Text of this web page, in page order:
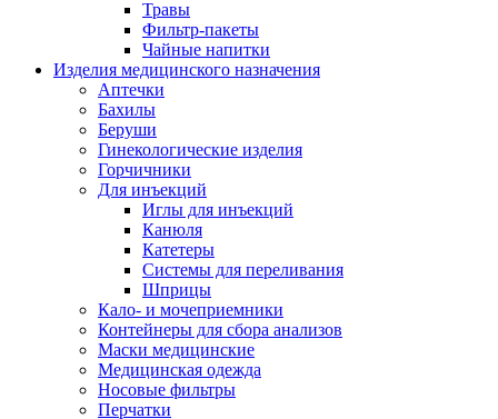
Травы
Фильтр-пакеты
Чайные напитки
Изделия медицинского назначения
Аптечки
Бахилы
Беруши
Гинекологические изделия
Горчичники
Для инъекций
Иглы для инъекций
Канюля
Катетеры
Системы для переливания
Шприцы
Кало- и мочеприемники
Контейнеры для сбора анализов
Маски медицинские
Медицинская одежда
Носовые фильтры
Перчатки